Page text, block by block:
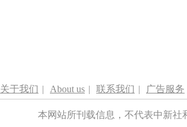
关于我们 | About us | 联系我们 | 广告服务
本网站所刊载信息，不代表中新